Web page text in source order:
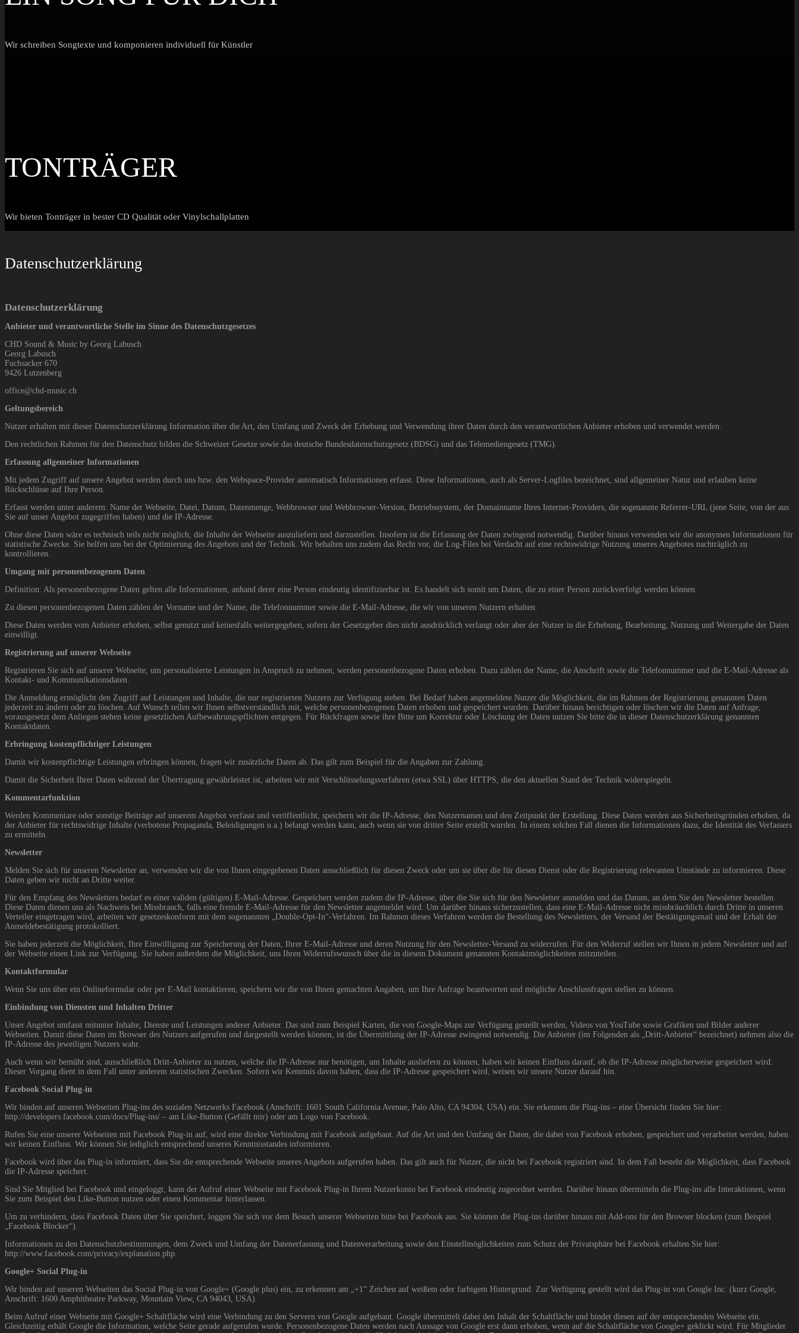
Wir schreiben Songtexte und komponieren individuell für Künstler
TONTRÄGER
Wir bieten Tonträger in bester CD Qualität oder Vinylschallplatten
Datenschutzerklärung
Datenschutzerklärung
Anbieter und verantwortliche Stelle im Sinne des Datenschutzgesetzes
CHD Sound & Music by Georg Labusch
Georg Labusch
Fuchsacker 670
9426 Lutzenberg
office@chd-music.ch
Geltungsbereich
Nutzer erhalten mit dieser Datenschutzerklärung Information über die Art, den Umfang und Zweck der Erhebung und Verwendung ihrer Daten durch den verantwortlichen Anbieter erhoben und verwendet werden.
Den rechtlichen Rahmen für den Datenschutz bilden die Schweizer Gesetze sowie das deutsche Bundesdatenschutzgesetz (BDSG) und das Telemediengesetz (TMG).
Erfassung allgemeiner Informationen
Mit jedem Zugriff auf unsere Angebot werden durch uns bzw. den Webspace-Provider automatisch Informationen erfasst. Diese Informationen, auch als Server-Logfiles bezeichnet, sind allgemeiner Natur und erlauben keine
Rückschlüsse auf Ihre Person.
Erfasst werden unter anderem: Name der Webseite, Datei, Datum, Datenmenge, Webbrowser und Webbrowser-Version, Betriebssystem, der Domainname Ihres Internet-Providers, die sogenannte Referrer-URL (jene Seite, von der aus
Sie auf unser Angebot zugegriffen haben) und die IP-Adresse.
Ohne diese Daten wäre es technisch teils nicht möglich, die Inhalte der Webseite auszuliefern und darzustellen. Insofern ist die Erfassung der Daten zwingend notwendig. Darüber hinaus verwenden wir die anonymen Informationen für
statistische Zwecke. Sie helfen uns bei der Optimierung des Angebots und der Technik. Wir behalten uns zudem das Recht vor, die Log-Files bei Verdacht auf eine rechtswidrige Nutzung unseres Angebotes nachträglich zu
kontrollieren.
Umgang mit personenbezogenen Daten
Definition: Als personenbezogene Daten gelten alle Informationen, anhand derer eine Person eindeutig identifizierbar ist. Es handelt sich somit um Daten, die zu einer Person zurückverfolgt werden können.
Zu diesen personenbezogenen Daten zählen der Vorname und der Name, die Telefonnummer sowie die E-Mail-Adresse, die wir von unseren Nutzern erhalten.
Diese Daten werden vom Anbieter erhoben, selbst genutzt und keinesfalls weitergegeben, sofern der Gesetzgeber dies nicht ausdrücklich verlangt oder aber der Nutzer in die Erhebung, Bearbeitung, Nutzung und Weitergabe der Daten
einwilligt.
Registrierung auf unserer Webseite
Registrieren Sie sich auf unserer Webseite, um personalisierte Leistungen in Anspruch zu nehmen, werden personenbezogene Daten erhoben. Dazu zählen der Name, die Anschrift sowie die Telefonnummer und die E-Mail-Adresse als
Kontakt- und Kommunikationsdaten.
Die Anmeldung ermöglicht den Zugriff auf Leistungen und Inhalte, die nur registrierten Nutzern zur Verfügung stehen. Bei Bedarf haben angemeldete Nutzer die Möglichkeit, die im Rahmen der Registrierung genannten Daten
jederzeit zu ändern oder zu löschen. Auf Wunsch teilen wir Ihnen selbstverständlich mit, welche personenbezogenen Daten erhoben und gespeichert wurden. Darüber hinaus berichtigen oder löschen wir die Daten auf Anfrage,
vorausgesetzt dem Anliegen stehen keine gesetzlichen Aufbewahrungspflichten entgegen. Für Rückfragen sowie ihre Bitte um Korrektur oder Löschung der Daten nutzen Sie bitte die in dieser Datenschutzerklärung genannten
Kontaktdaten.
Erbringung kostenpflichtiger Leistungen
Damit wir kostenpflichtige Leistungen erbringen können, fragen wir zusätzliche Daten ab. Das gilt zum Beispiel für die Angaben zur Zahlung.
Damit die Sicherheit Ihrer Daten während der Übertragung gewährleistet ist, arbeiten wir mit Verschlüsselungsverfahren (etwa SSL) über HTTPS, die den aktuellen Stand der Technik widerspiegeln.
Kommentarfunktion
Werden Kommentare oder sonstige Beiträge auf unserem Angebot verfasst und veröffentlicht, speichern wir die IP-Adresse, den Nutzernamen und den Zeitpunkt der Erstellung. Diese Daten werden aus Sicherheitsgründen erhoben, da
der Anbieter für rechtswidrige Inhalte (verbotene Propaganda, Beleidigungen u.a.) belangt werden kann, auch wenn sie von dritter Seite erstellt wurden. In einem solchen Fall dienen die Informationen dazu, die Identität des Verfassers
zu ermitteln.
Newsletter
Melden Sie sich für unseren Newsletter an, verwenden wir die von Ihnen eingegebenen Daten ausschließlich für diesen Zweck oder um sie über die für diesen Dienst oder die Registrierung relevanten Umstände zu informieren. Diese
Daten geben wir nicht an Dritte weiter.
Für den Empfang des Newsletters bedarf es einer validen (gültigen) E-Mail-Adresse. Gespeichert werden zudem die IP-Adresse, über die Sie sich für den Newsletter anmelden und das Datum, an dem Sie den Newsletter bestellen.
Diese Daten dienen uns als Nachweis bei Missbrauch, falls eine fremde E-Mail-Adresse für den Newsletter angemeldet wird. Um darüber hinaus sicherzustellen, dass eine E-Mail-Adresse nicht missbräuchlich durch Dritte in unseren
Verteiler eingetragen wird, arbeiten wir gesetzeskonform mit dem sogenannten „Double-Opt-In“-Verfahren. Im Rahmen dieses Verfahren werden die Bestellung des Newsletters, der Versand der Bestätigungsmail und der Erhalt der
Anmeldebestätigung protokolliert.
Sie haben jederzeit die Möglichkeit, Ihre Einwilligung zur Speicherung der Daten, Ihrer E-Mail-Adresse und deren Nutzung für den Newsletter-Versand zu widerrufen. Für den Widerruf stellen wir Ihnen in jedem Newsletter und auf
der Webseite einen Link zur Verfügung. Sie haben außerdem die Möglichkeit, uns Ihren Widerrufswunsch über die in diesem Dokument genannten Kontaktmöglichkeiten mitzuteilen.
Kontaktformular
Wenn Sie uns über ein Onlineformular oder per E-Mail kontaktieren, speichern wir die von Ihnen gemachten Angaben, um Ihre Anfrage beantworten und mögliche Anschlussfragen stellen zu können.
Einbindung von Diensten und Inhalten Dritter
Unser Angebot umfasst mitunter Inhalte, Dienste und Leistungen anderer Anbieter. Das sind zum Beispiel Karten, die von Google-Maps zur Verfügung gestellt werden, Videos von YouTube sowie Grafiken und Bilder anderer
Webseiten. Damit diese Daten im Browser des Nutzers aufgerufen und dargestellt werden können, ist die Übermittlung der IP-Adresse zwingend notwendig. Die Anbieter (im Folgenden als „Dritt-Anbieter“ bezeichnet) nehmen also die
IP-Adresse des jeweiligen Nutzers wahr.
Auch wenn wir bemüht sind, ausschließlich Dritt-Anbieter zu nutzen, welche die IP-Adresse nur benötigen, um Inhalte ausliefern zu können, haben wir keinen Einfluss darauf, ob die IP-Adresse möglicherweise gespeichert wird.
Dieser Vorgang dient in dem Fall unter anderem statistischen Zwecken. Sofern wir Kenntnis davon haben, dass die IP-Adresse gespeichert wird, weisen wir unsere Nutzer darauf hin.
Facebook Social Plug-in
Wir binden auf unseren Webseiten Plug-ins des sozialen Netzwerks Facebook (Anschrift: 1601 South California Avenue, Palo Alto, CA 94304, USA) ein. Sie erkennen die Plug-ins – eine Übersicht finden Sie hier:
http://developers.facebook.com/docs/Plug-ins/ – am Like-Button (Gefällt mir) oder am Logo von Facebook.
Rufen Sie eine unserer Webseiten mit Facebook Plug-in auf, wird eine direkte Verbindung mit Facebook aufgebaut. Auf die Art und den Umfang der Daten, die dabei von Facebook erhoben, gespeichert und verarbeitet werden, haben
wir keinen Einfluss. Wir können Sie lediglich entsprechend unseres Kenntnisstandes informieren.
Facebook wird über das Plug-in informiert, dass Sie die entsprechende Webseite unseres Angebots aufgerufen haben. Das gilt auch für Nutzer, die nicht bei Facebook registriert sind. In dem Fall besteht die Möglichkeit, dass Facebook
die IP-Adresse speichert.
Sind Sie Mitglied bei Facebook und eingeloggt, kann der Aufruf einer Webseite mit Facebook Plug-in Ihrem Nutzerkonto bei Facebook eindeutig zugeordnet werden. Darüber hinaus übermitteln die Plug-ins alle Interaktionen, wenn
Sie zum Beispiel den Like-Button nutzen oder einen Kommentar hinterlassen.
Um zu verhindern, dass Facebook Daten über Sie speichert, loggen Sie sich vor dem Besuch unserer Webseiten bitte bei Facebook aus. Sie können die Plug-ins darüber hinaus mit Add-ons für den Browser blocken (zum Beispiel
„Facebook Blocker“).
Informationen zu den Datenschutzbestimmungen, dem Zweck und Umfang der Datenerfassung und Datenverarbeitung sowie den Einstellmöglichkeiten zum Schutz der Privatsphäre bei Facebook erhalten Sie hier:
http://www.facebook.com/privacy/explanation.php.
Google+ Social Plug-in
Wir binden auf unseren Webseiten das Social Plug-in von Google+ (Google plus) ein, zu erkennen am „+1“ Zeichen auf weißem oder farbigem Hintergrund. Zur Verfügung gestellt wird das Plug-in von Google Inc. (kurz Google,
Anschrift: 1600 Amphitheatre Parkway, Mountain View, CA 94043, USA).
Beim Aufruf einer Webseite mit Google+ Schaltfläche wird eine Verbindung zu den Servern von Google aufgebaut. Google übermittelt dabei den Inhalt der Schaltfläche und bindet diesen auf der entsprechenden Webseite ein.
Gleichzeitig erhält Google die Information, welche Seite gerade aufgerufen wurde. Personenbezogene Daten werden nach Aussage von Google erst dann erhoben, wenn auf die Schaltfläche von Google+ geklickt wird. Für Mitglieder